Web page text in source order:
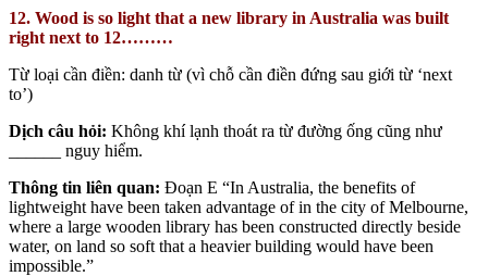
12. Wood is so light that a new library in Australia was built
right next to 12………
Từ loại cần điền: danh từ (vì chỗ cần điền đứng sau giới từ ‘next
to’)
Dịch câu hỏi: Không khí lạnh thoát ra từ đường ống cũng như
______ nguy hiểm.
Thông tin liên quan: Đoạn E “In Australia, the benefits of
lightweight have been taken advantage of in the city of Melbourne,
where a large wooden library has been constructed directly beside
water, on land so soft that a heavier building would have been
impossible.”